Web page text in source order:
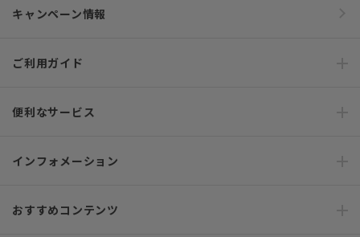
キャンペーン情報
ご利用ガイド
便利なサービス
インフォメーション
おすすめコンテンツ